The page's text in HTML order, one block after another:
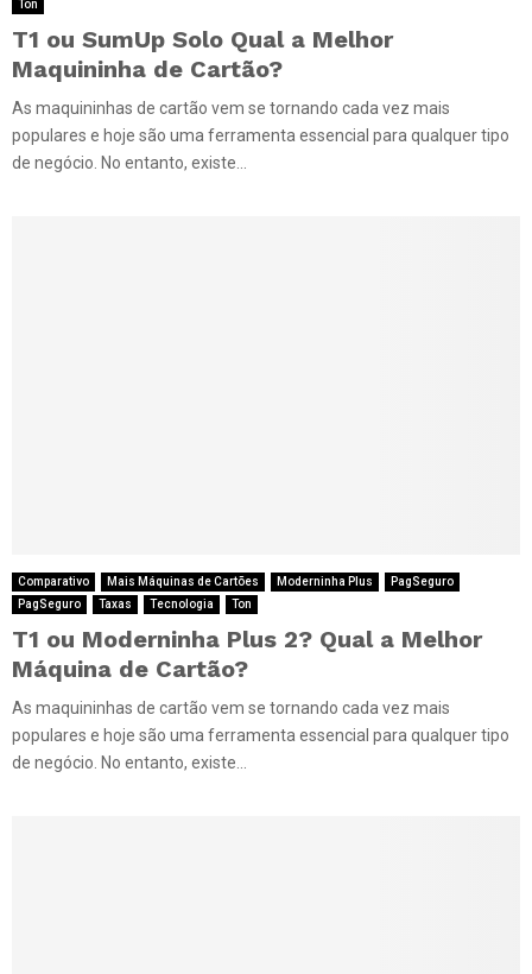
Ton
T1 ou SumUp Solo Qual a Melhor
Maquininha de Cartão?
As maquininhas de cartão vem se tornando cada vez mais
populares e hoje são uma ferramenta essencial para qualquer tipo
de negócio. No entanto, existe...
Comparativo Mais Máquinas de Cartões Moderninha Plus
PagSeguro
PagSeguro
Taxas Tecnologia Ton
T1 ou Moderninha Plus 2? Qual a Melhor
Máquina de Cartão?
As maquininhas de cartão vem se tornando cada vez mais
populares e hoje são uma ferramenta essencial para qualquer tipo
de negócio. No entanto, existe...